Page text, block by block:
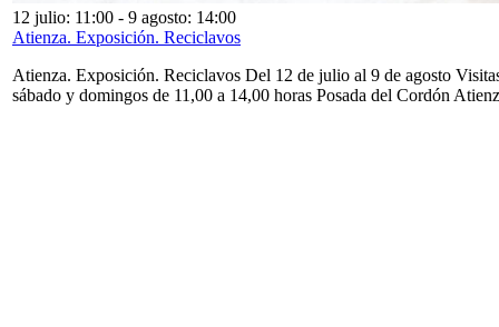
12 julio: 11:00 - 9 agosto: 14:00
Atienza. Exposición. Reciclavos
Atienza. Exposición. Reciclavos Del 12 de julio al 9 de agosto
sábado y domingos de 11,00 a 14,00 horas Posada del Cordón